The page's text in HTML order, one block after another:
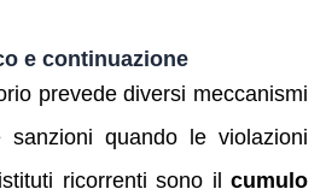
e continuazione
prevede diversi meccanismi
sanzioni quando le violazioni
ricorrenti sono il cumulo